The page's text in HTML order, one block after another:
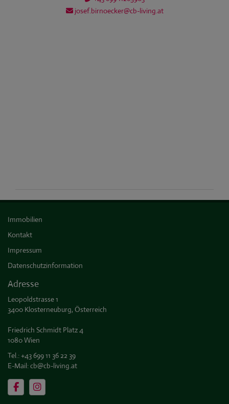
josef.birnoecker@cb-living.at
Immobilien
Kontakt
Impressum
Datenschutzinformation
Adresse
Leopoldstrasse 1
3400 Klosterneuburg, Österreich
Friedrich Schmidt Platz 4
1080 Wien
Tel.:+43 699 11 36 22 39
E-Mail:cb@cb-living.at